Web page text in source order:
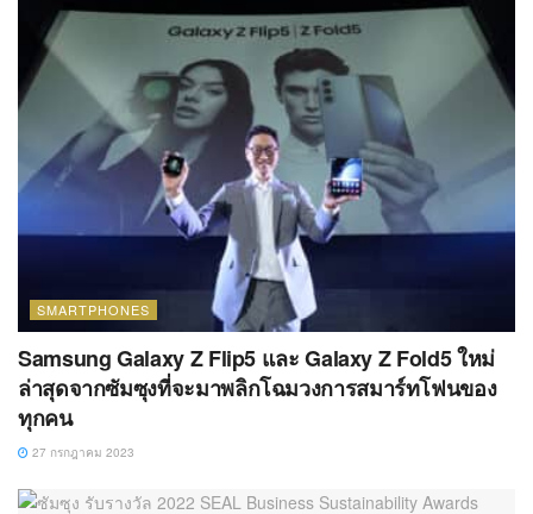
SMARTPHONES
Samsung Galaxy Z Flip5 และ Galaxy Z Fold5 ใหม่
ล่าสุดจากซัมซุงที่จะมาพลิกโฉมวงการสมาร์ทโฟนของ
ทุกคน
27 กรกฎาคม 2023